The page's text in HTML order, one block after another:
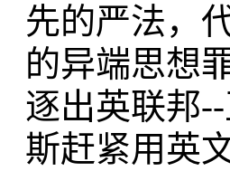
先的严法，
的异端思想
逐出英联邦
斯赶紧用英